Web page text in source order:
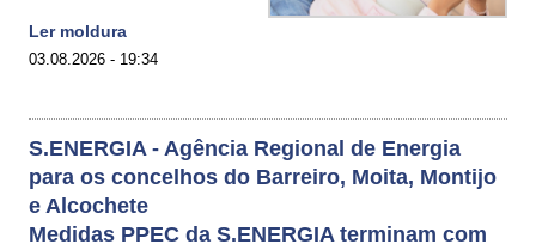
Ler moldura
03.08.2026 - 19:34
S.ENERGIA - Agência Regional de Energia
para os concelhos do Barreiro, Moita, Montijo
e Alcochete
Medidas PPEC da S.ENERGIA terminam com